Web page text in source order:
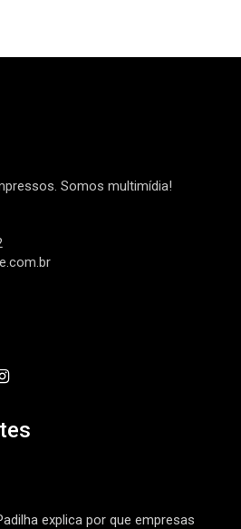
Somos multimídia!
explica por que empresas